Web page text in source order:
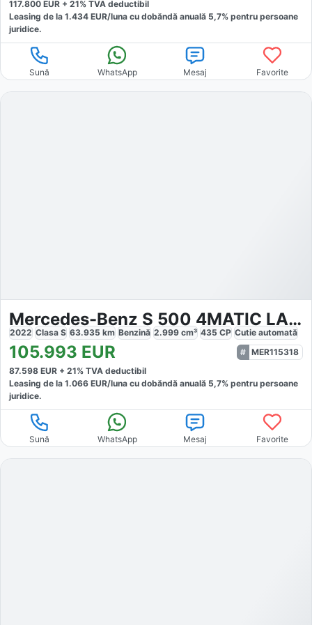
117.800 EUR + 21% TVA deductibil
Leasing de la 1.434 EUR/luna cu dobăndă anuală 5,7% pentru persoane
juridice.
Sună WhatsApp Mesaj Favorite
Mercedes-Benz S 500 4MATIC LANG AMG LINE PANO
2022 Clasa S 63.935 km Benzină 2.999 cm³ 435 CP Cutie automată
105.993 EUR
MER115318
87.598 EUR + 21% TVA deductibil
Leasing de la 1.066 EUR/luna cu dobăndă anuală 5,7% pentru persoane
juridice.
Sună WhatsApp Mesaj Favorite